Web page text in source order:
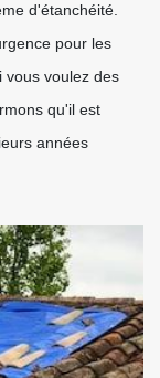
d'étanchéité.
pour les
vous voulez des
qu'il est
années